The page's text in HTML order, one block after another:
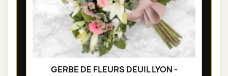
GERBE DE FLEURS DEUIL LYON -